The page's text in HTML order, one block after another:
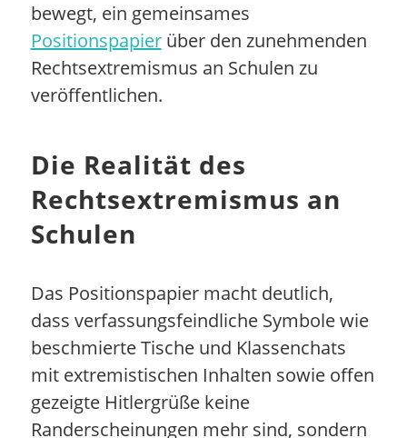
bewegt, ein gemeinsames
Positionspapierüber den zunehmenden
Rechtsextremismus an Schulen zu
veröffentlichen.
Die Realität des
Rechtsextremismus an
Schulen
Das Positionspapier macht deutlich,
dass verfassungsfeindliche Symbole wie
beschmierte Tische und Klassenchats
mit extremistischen Inhalten sowie offen
gezeigte Hitlergrüße keine
Randerscheinungen mehr sind, sondern